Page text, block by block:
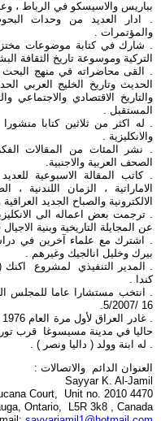
بباريس والاسيسكو في الرباط ،
. ادار العديد من وحدات
والمؤتمرات .
. شارك في كتابة موضوعات مختزلة
التركية وموسوعة تاريخ الثقافة
. القى محاضراته في منهج البحث
الحديث وتاريخ الخليج العربي
والتاريخ الاقتصادي والاجتماعي
المستقبل .
. له اكثر من ثلاثين كتابا
والانكليزية .
. نشر المئات من المقالات
الصحف العربية والاجنبية.
. كاتب المقالة الاسبوعية
الاماراتية ، الزمان اللندنية ،
الالكترونية والصباح الجديد العراقية
. ترجمت بعض اعماله الى
عن المجايلة التاريخية وبنية
. اشترك مع علماء آخرين في
بيرك وخليل انالجيك وغيرهم .
كندا .
. انتخب مستشارا عاما للمجلس
16 /5/2007.
حاليا في مدينة مسيسوغا قرب
. له ابنة وولد ( داليا ونصر ) .
العنوان الدائم والاتصالات :
Sayyar K. Al-Jamil
4470 Tucana Court, Unit no. 2010
Ontario, L5R 3k8 , Canada